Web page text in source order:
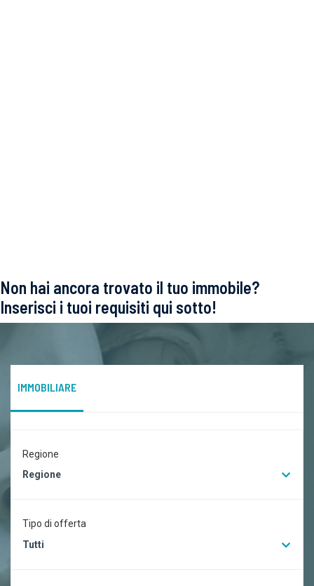
Non hai ancora trovato il tuo immobile?
Inserisci i tuoi requisiti qui sotto!
IMMOBILIARE
Regione
Regione
Tipo di offerta
Tutti